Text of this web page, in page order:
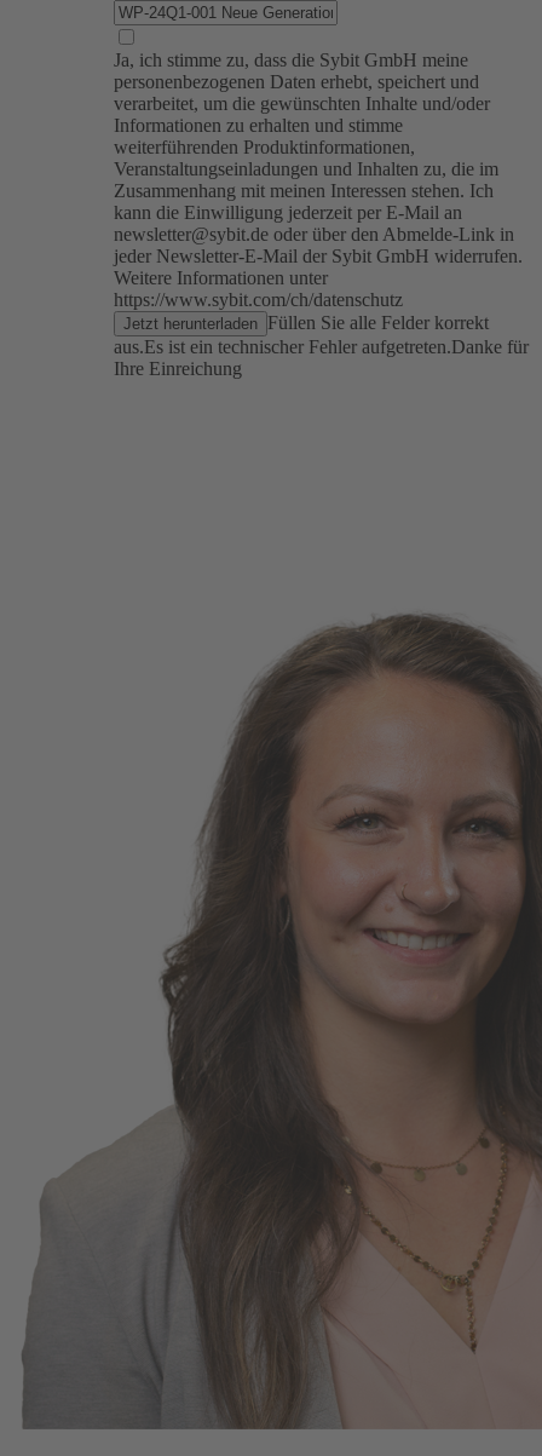
Ja, ich stimme zu, dass die Sybit GmbH meine
personenbezogenen Daten erhebt, speichert und
verarbeitet, um die gewünschten Inhalte und/oder
Informationen zu erhalten und stimme
weiterführenden Produktinformationen,
Veranstaltungseinladungen und Inhalten zu, die im
Zusammenhang mit meinen Interessen stehen. Ich
kann die Einwilligung jederzeit per E-Mail an
newsletter@sybit.de oder über den Abmelde-Link in
jeder Newsletter-E-Mail der Sybit GmbH widerrufen.
Weitere Informationen unter
https://www.sybit.com/ch/datenschutz
Jetzt herunterladen Füllen Sie alle Felder korrekt
aus.Es ist ein technischer Fehler aufgetreten.Danke für
Ihre Einreichung